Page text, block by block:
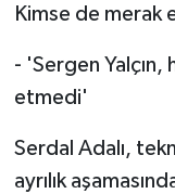
Kimse de merak
- 'Sergen
etmedi'
Serdal Adalı,
ayrılık